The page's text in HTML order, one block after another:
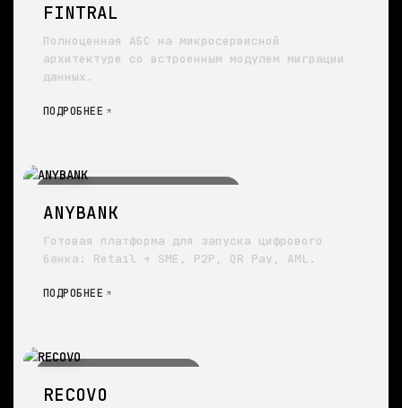
FINTRAL
Полноценная АБС на микросервисной
архитектуре со встроенным модулем миграции
данных.
ПОДРОБНЕЕ
ANYBANK
Готовая платформа для запуска цифрового
банка: Retail + SME, P2P, QR Pay, AML.
ПОДРОБНЕЕ
RECOVO